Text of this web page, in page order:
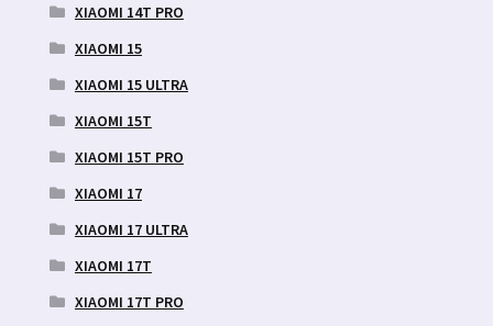
XIAOMI 14T PRO
XIAOMI 15
XIAOMI 15 ULTRA
XIAOMI 15T
XIAOMI 15T PRO
XIAOMI 17
XIAOMI 17 ULTRA
XIAOMI 17T
XIAOMI 17T PRO